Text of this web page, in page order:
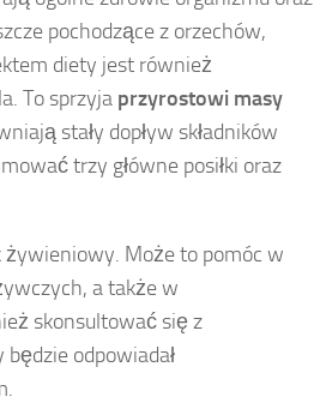
pochodzące z orzechów,
diety jest również
To sprzyja przyrostowi masy
stały dopływ składników
trzy główne posiłki oraz
żywieniowy. Może to pomóc w
a także w
skonsultować się z
odpowiadał